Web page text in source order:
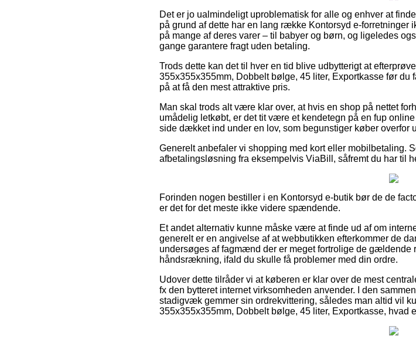
Det er jo ualmindeligt uproblematisk for alle og enhver at
på grund af dette har en lang række Kontorsyd e-
på mange af deres varer – til babyer og børn, og ligeledes
gange garantere fragt uden betaling.
Trods dette kan det til hver en tid blive udbytterigt at
355x355x355mm, Dobbelt bølge, 45 liter, Exportkasse før
på at få den mest attraktive pris.
Man skal trods alt være klar over, at hvis en shop på nettet
umådelig letkøbt, er det tit være et kendetegn på en fup
side dækket ind under en lov, som begunstiger køber overfor
Generelt anbefaler vi shopping med kort eller mobilbetaling.
afbetalingsløsning fra eksempelvis ViaBill, såfremt du har til
Forinden nogen bestiller i en Kontorsyd e-butik bør de de
er det for det meste ikke videre spændende.
Et andet alternativ kunne måske være at finde ud af om
generelt er en angivelse af at webbutikken efterkommer de
undersøges af fagmænd der er meget fortrolige de gældende
håndsrækning, ifald du skulle få problemer med din ordre.
Udover dette tilråder vi at køberen er klar over de mest
fx den bytteret internet virksomheden anvender. I den
stadigvæk gemmer sin ordrekvittering, således man altid vil
355x355x355mm, Dobbelt bølge, 45 liter, Exportkasse, hvad